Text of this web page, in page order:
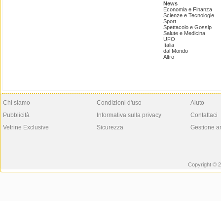
News
Economia e Finanza
Scienze e Tecnologie
Sport
Spettacolo e Gossip
Salute e Medicina
UFO
Italia
dal Mondo
Altro
Chi siamo
Pubblicità
Vetrine Exclusive
Condizioni d'uso
Informativa sulla privacy
Sicurezza
Aiuto
Contattaci
Gestione
Copyright ©